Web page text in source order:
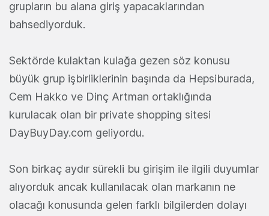
grupların bu alana giriş yapacaklarından
bahsediyorduk.
Sektörde kulaktan kulağa gezen söz konusu
büyük grup işbirliklerinin başında da Hepsiburada,
Cem Hakko ve Dinç Artman ortaklığında
kurulacak olan bir private shopping sitesi
DayBuyDay.com geliyordu.
Son birkaç aydır sürekli bu girişim ile ilgili duyumlar
alıyorduk ancak kullanılacak olan markanın ne
olacağı konusunda gelen farklı bilgilerden dolayı